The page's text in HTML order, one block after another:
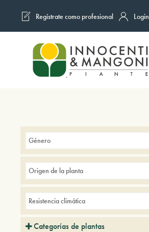
Skip to main content
Regístrate como profesional
Género
Origen de la planta
Resistencia climática
Categorías de plantas